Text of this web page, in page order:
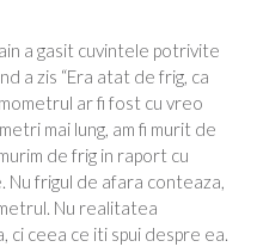
a gasit cuvintele potrivite
a zis “Era atat de frig, ca
ar fi fost cu vreo
mai lung, am fi murit de
de frig in raport cu
Nu frigul de afara conteaza,
Nu realitatea
ci ceea ce iti spui despre ea.